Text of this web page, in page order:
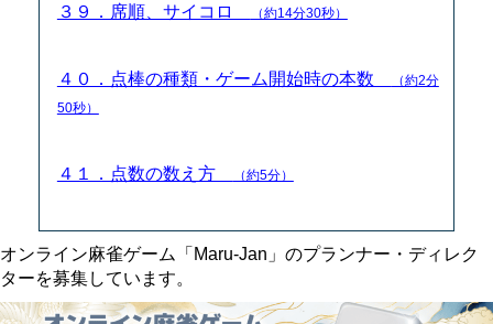
３９．席順、サイコロ （約14分30秒）
４０．点棒の種類・ゲーム開始時の本数
（約2分
50秒）
４１．点数の数え方 （約5分）
オンライン麻雀ゲーム「Maru-Jan」のプランナー・ディレク
ターを募集しています。